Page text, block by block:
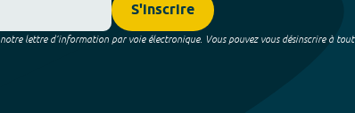
S'inscrire
lettre d’information par voie électronique. Vous pouvez vous désinscrire à tout